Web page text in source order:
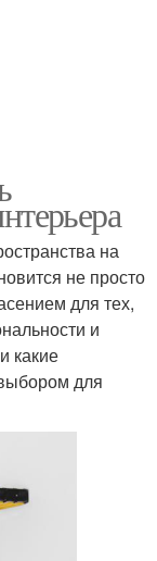
на
не просто
для тех,
и
какие
для